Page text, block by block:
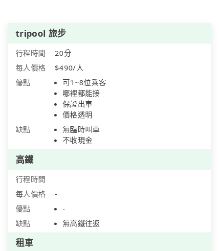
tripool 旅步
行程時間
20分
每人價格
$490/人
優點
可1~8位乘客
哪裡都能接
保證出車
價格透明
缺點
無臨時叫車
不收現金
高鐵
行程時間
每人價格
-
優點
-
缺點
無高鐵往返
租車